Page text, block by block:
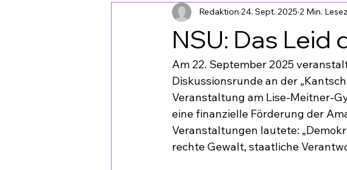
NSU: Das
Redaktion 24. Sept. 2025 2 Min.
Am 22. September 2025
Diskussionsrunde an der
Veranstaltung am Lise-Meitner-
eine finanzielle Förderung der
Veranstaltungen lautete:
rechte Gewalt, staatliche